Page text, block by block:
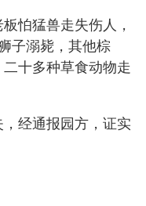
怕猛兽走失伤人，
子溺毙，其他棕
十多种草食动物走
经通报园方，证实